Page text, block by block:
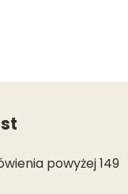
powyżej 149